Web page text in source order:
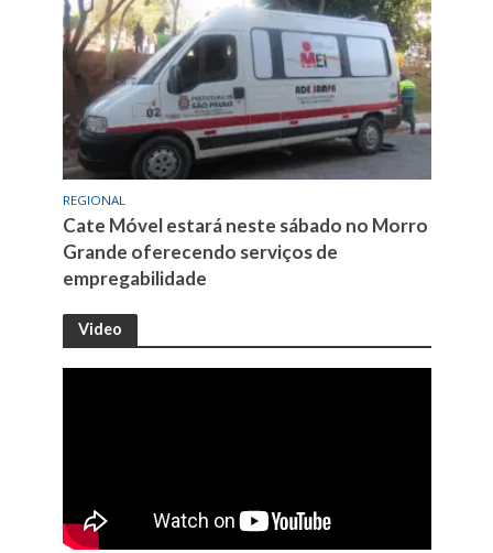
REGIONAL
Cate Móvel estará neste sábado no Morro
Grande oferecendo serviços de
empregabilidade
Video